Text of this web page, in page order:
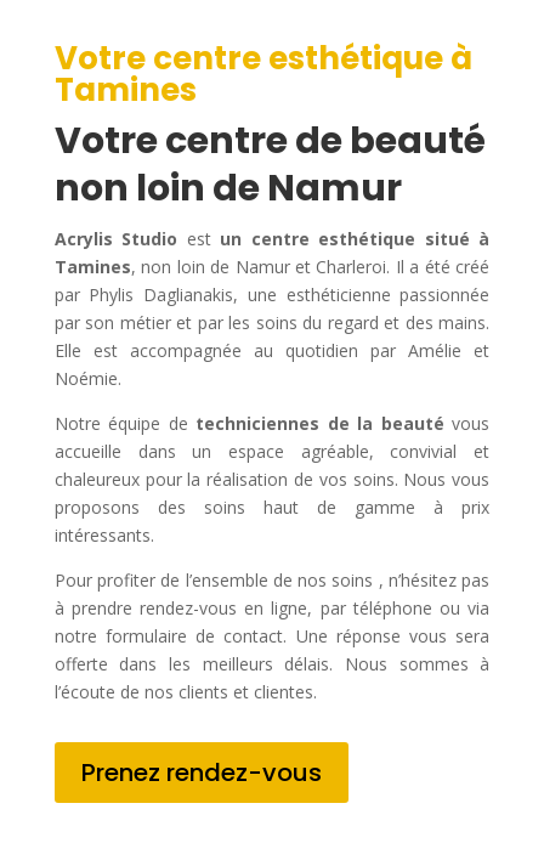
Votre centre esthétique à
Tamines
Votre centre de beauté
non loin de Namur
Acrylis Studio est un centre esthétique situé à
Tamines, non loin de Namur et Charleroi. Il a été créé
par Phylis Daglianakis, une esthéticienne passionnée
par son métier et par les soins du regard et des mains.
Elle est accompagnée au quotidien par Amélie et
Noémie.
Notre équipe de techniciennes de la beauté vous
accueille dans un espace agréable, convivial et
chaleureux pour la réalisation de vos soins. Nous vous
proposons des soins haut de gamme à prix
intéressants.
Pour profiter de l’ensemble de nos soins , n’hésitez pas
à prendre rendez-vous en ligne, par téléphone ou via
notre formulaire de contact. Une réponse vous sera
offerte dans les meilleurs délais. Nous sommes à
l’écoute de nos clients et clientes.
Prenez rendez-vous